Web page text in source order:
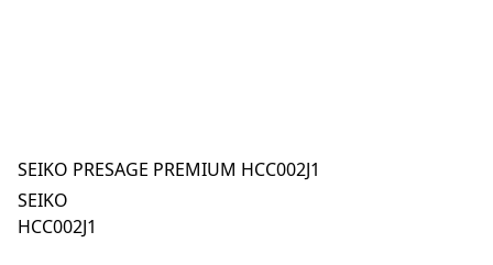
SEIKO PRESAGE PREMIUM HCC002J1
SEIKO
HCC002J1